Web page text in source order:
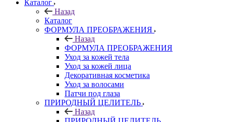
Каталог
Назад
Каталог
ФОРМУЛА ПРЕОБРАЖЕНИЯ
Назад
ФОРМУЛА ПРЕОБРАЖЕНИЯ
Уход за кожей тела
Уход за кожей лица
Декоративная косметика
Уход за волосами
Патчи под глаза
ПРИРОДНЫЙ ЦЕЛИТЕЛЬ
Назад